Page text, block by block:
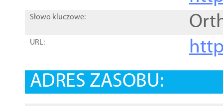
Słowo kluczowe:
URL:
ADRES ZASOBU: